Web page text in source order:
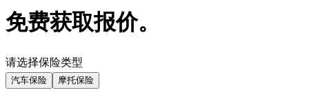
免费获取报价。
请选择保险类型
汽车保险 摩托保险